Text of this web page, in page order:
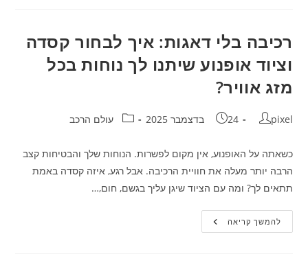
הרכב
החשמלי
את
העיר?
רכיבה בלי דאגות: איך לבחור קסדה
וציוד אופנוע שיתנו לך נוחות בכל
מזג אוויר?
מחבר:
pixel פורסם:
24 בדצמבר 2025 קטגוריה:עולם הרכב
כשאתה על האופנוע, אין מקום לפשרות. הנוחות שלך והבטיחות קצב
הרבה יותר מעלה את חוויית הרכיבה. אבל רגע, איזה קסדה באמת
תתאים לך? ומה עם הציוד שיגן עליך בגשם, חום,…
להמשך קריאהרכיבה
בלי